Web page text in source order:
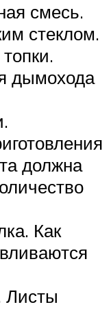
смесь.
стеклом.
дымохода
должна
Как
Листы